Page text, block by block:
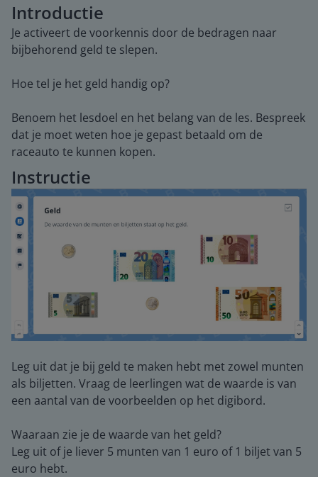
Introductie
Je activeert de voorkennis door de bedragen naar
bijbehorend geld te slepen.
Hoe tel je het geld handig op?
Benoem het lesdoel en het belang van de les. Bespreek
dat je moet weten hoe je gepast betaald om de
raceauto te kunnen kopen.
Instructie
Leg uit dat je bij geld te maken hebt met zowel munten
als biljetten. Vraag de leerlingen wat de waarde is van
een aantal van de voorbeelden op het digibord.
Waaraan zie je de waarde van het geld?
Leg uit of je liever 5 munten van 1 euro of 1 biljet van 5
euro hebt.